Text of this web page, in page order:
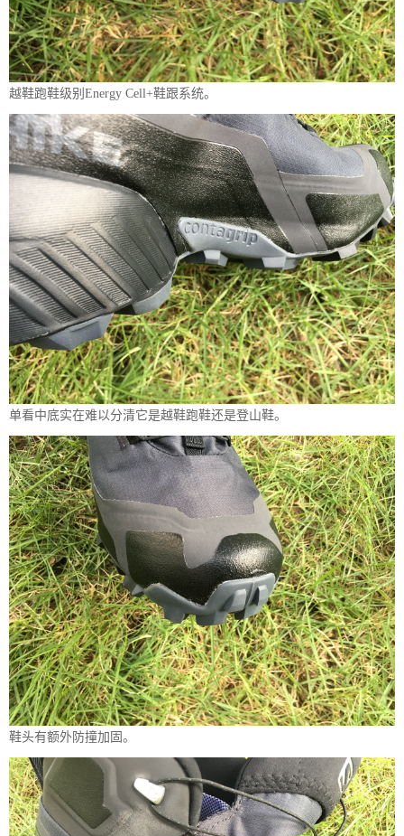
越鞋跑鞋级别Energy Cell+鞋跟系统。
单看中底实在难以分清它是越鞋跑鞋还是登山鞋。
鞋头有额外防撞加固。